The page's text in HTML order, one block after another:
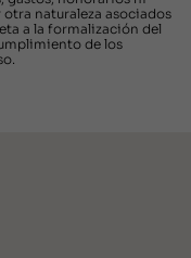
naturaleza asociados
a la formalización del
de los